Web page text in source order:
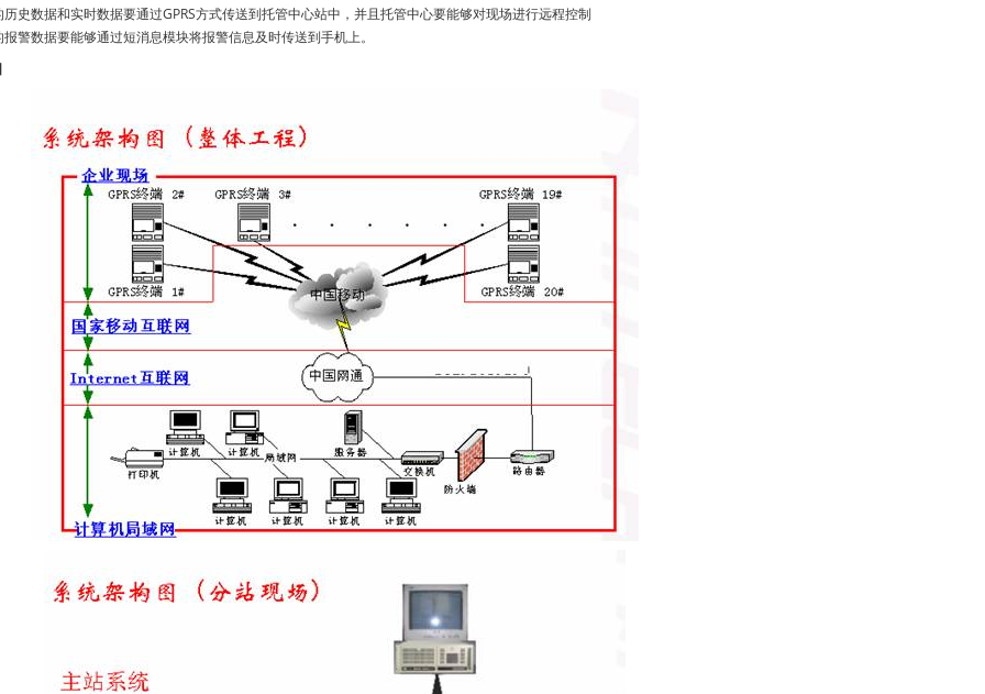
历史数据和实时数据要通过GPRS方式传送到托管中心站中，并且托管中心要能够对现场进行远程控制
警数据要能够通过短消息模块将报警信息及时传送到手机上。